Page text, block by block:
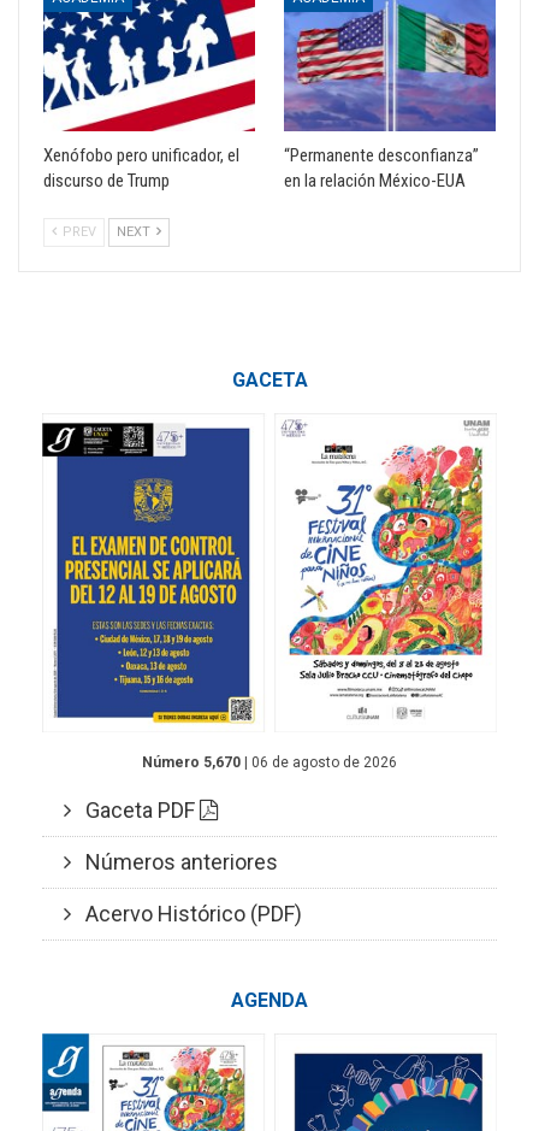
Xenófobo pero unificador, el
discurso de Trump
“Permanente desconfianza”
en la relación México-EUA
PREV NEXT
GACETA
Número 5,670 | 06 de agosto de 2026
Gaceta PDF
Números anteriores
Acervo Histórico (PDF)
AGENDA